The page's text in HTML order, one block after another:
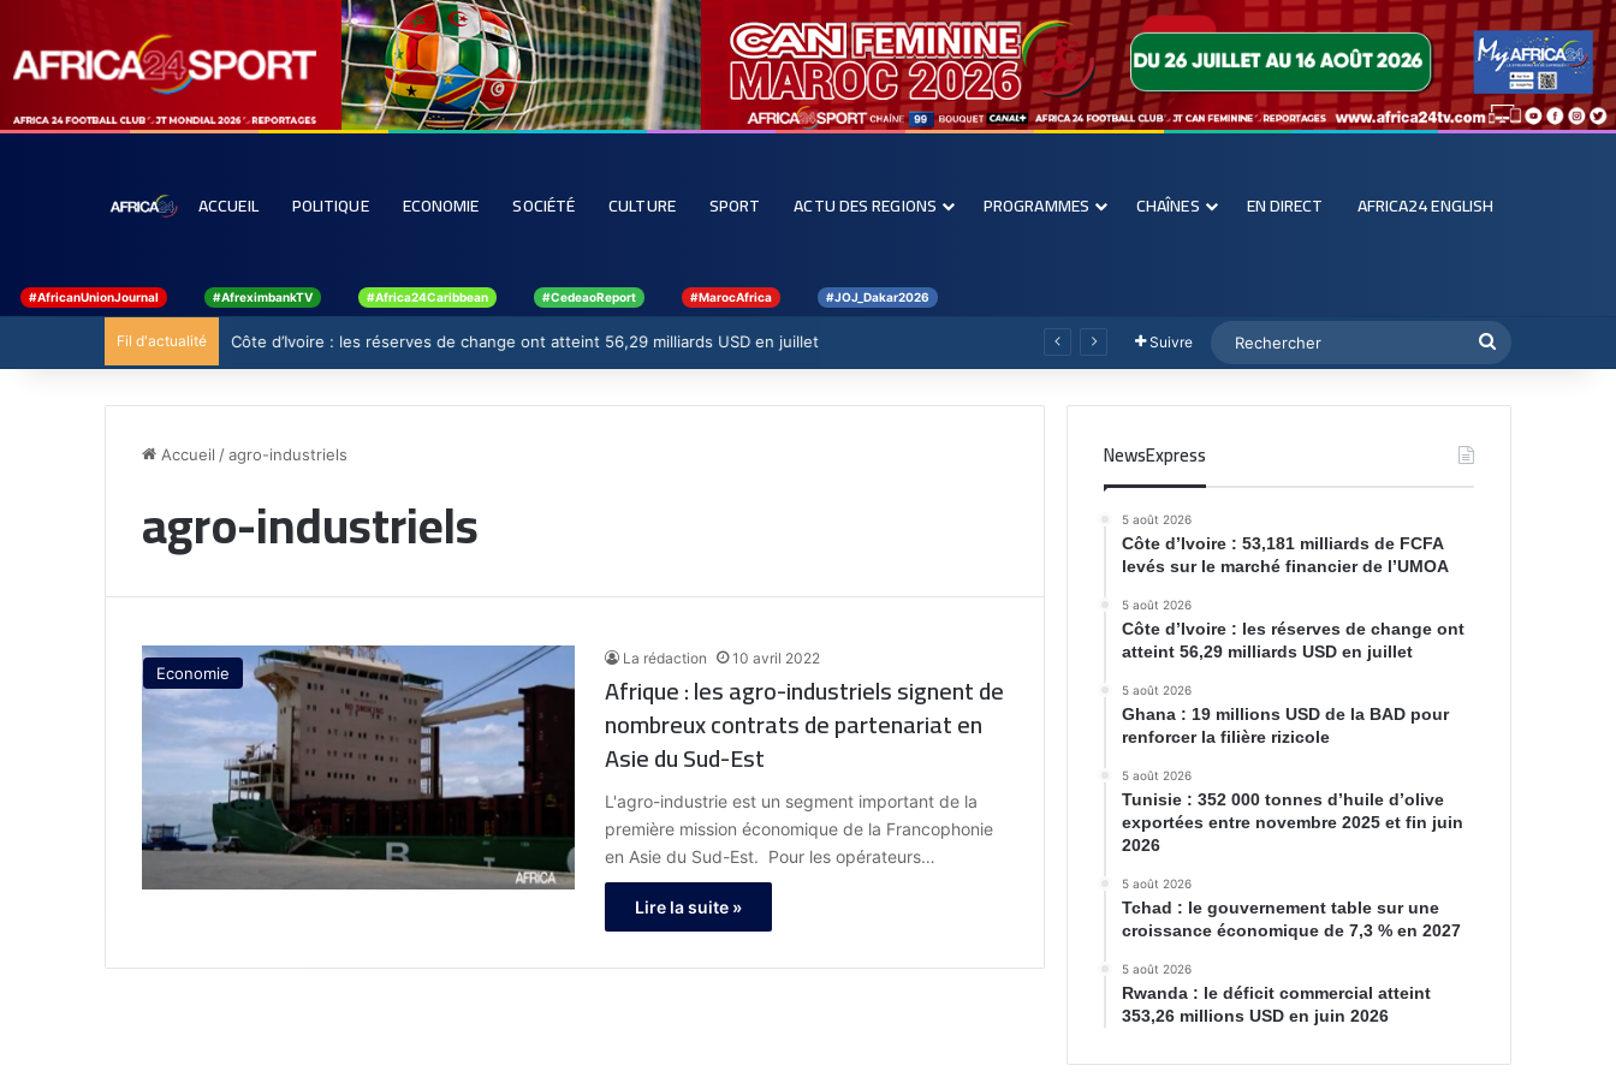
ACCUEIL POLITIQUE ECONOMIE SOCIÉTÉ CULTURE SPORT ACTU DES REGIONS PROGRAMMES CHAÎNES EN DIRECT AFRICA24 ENGLISH
#AfricanUnionJournal #AfreximbankTV #Africa24Caribbean #CedeaoReport #MarocAfrica #JOJ_Dakar2026
Fil d'actualité Côte d’Ivoire : les réserves de change ont atteint 56,29 milliards USD en juillet Suivre
Accueil /agro-industriels
agro-industriels
Economie
La rédaction 10 avril 2022
Afrique : les agro-industriels signent de
nombreux contrats de partenariat en
Asie du Sud-Est
L'agro-industrie est un segment important de la
première mission économique de la Francophonie
en Asie du Sud-Est. Pour les opérateurs…
Lire la suite »
NewsExpress
5 août 2026
Côte d’Ivoire : 53,181 milliards de FCFA
levés sur le marché financier de l’UMOA
5 août 2026
Côte d’Ivoire : les réserves de change ont
atteint 56,29 milliards USD en juillet
5 août 2026
Ghana : 19 millions USD de la BAD pour
renforcer la filière rizicole
5 août 2026
Tunisie : 352 000 tonnes d’huile d’olive
exportées entre novembre 2025 et fin juin
2026
5 août 2026
Tchad : le gouvernement table sur une
croissance économique de 7,3 % en 2027
5 août 2026
Rwanda : le déficit commercial atteint
353,26 millions USD en juin 2026